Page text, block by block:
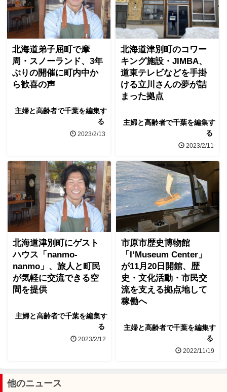
北海道弟子屈町で摩
周・スノーランド、3年
ぶりの開催に町内中か
ら歓喜の声
主婦と高齢者で千葉を編集す
る
2023/2/13
北海道津別町のコワー
キング施設・JIMBA、
道東テレビなどを手掛
ける立川さんの夢が詰
まった拠点
主婦と高齢者で千葉を編集す
る
2023/2/11
北海道津別町にゲスト
ハウス「nanmo-
nanmo」、旅人と町民
が気軽に交流できる空
間を提供
主婦と高齢者で千葉を編集す
る
2023/2/12
市原市歴史博物館
「I’Museum Center」
が11月20日開館、歴
史・文化活動・市民交
流を支える拠点地して
稼働へ
主婦と高齢者で千葉を編集す
る
2022/11/19
他のニュース